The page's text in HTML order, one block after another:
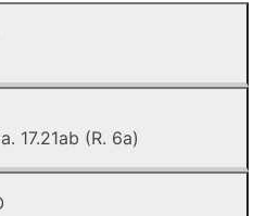
17.21ab (R. 6a)